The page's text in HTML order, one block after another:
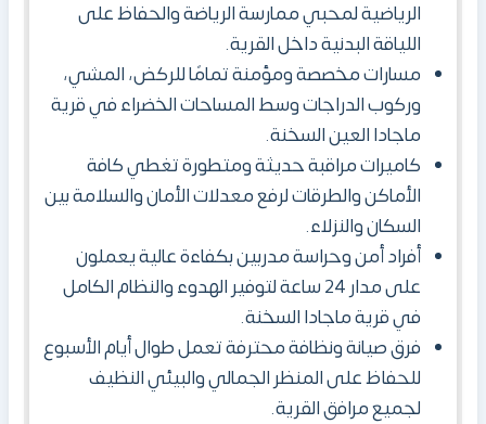
الرياضية لمحبي ممارسة الرياضة والحفاظ على
اللياقة البدنية داخل القرية.
مسارات مخصصة ومؤمنة تمامًا للركض، المشي،
وركوب الدراجات وسط المساحات الخضراء في قرية
ماجادا العين السخنة.
كاميرات مراقبة حديثة ومتطورة تغطي كافة
الأماكن والطرقات لرفع معدلات الأمان والسلامة بين
السكان والنزلاء.
أفراد أمن وحراسة مدربين بكفاءة عالية يعملون
على مدار 24 ساعة لتوفير الهدوء والنظام الكامل
في قرية ماجادا السخنة.
فرق صيانة ونظافة محترفة تعمل طوال أيام الأسبوع
للحفاظ على المنظر الجمالي والبيئي النظيف
لجميع مرافق القرية.